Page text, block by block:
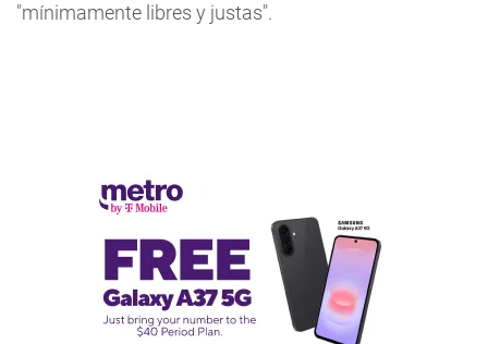
"mínimamente libres y justas".